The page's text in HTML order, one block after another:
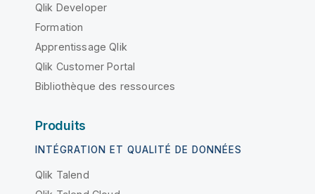
Qlik Developer
Formation
Apprentissage Qlik
Qlik Customer Portal
Bibliothèque des ressources
Produits
INTÉGRATION ET QUALITÉ DE DONNÉES
Qlik Talend